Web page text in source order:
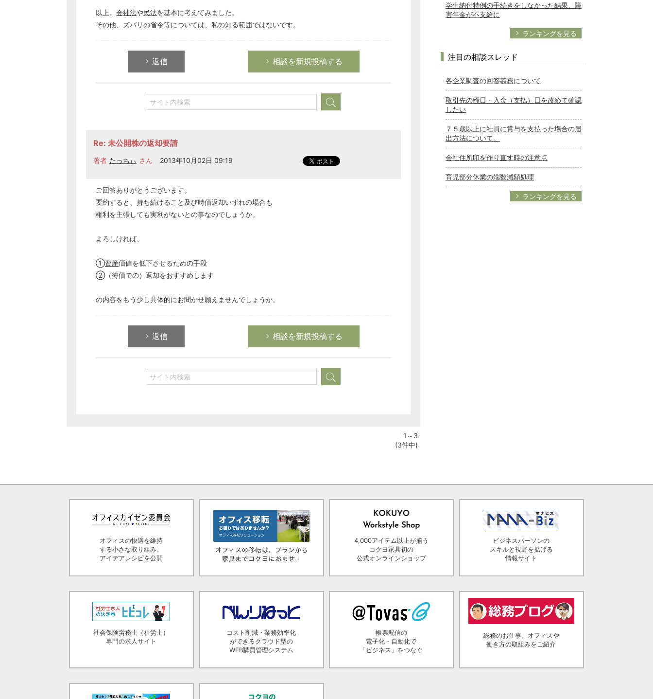
以上、 会社法や民法を基本に考えてみました。
その他、ズバリの省令等については、私の知る範囲ではないです。
返信 相談を新規投稿する
Re: 未公開株の返却要請
著者 たっちぃ さん 2013年10月02日 09:19
ご回答ありがとうございます。
要約すると、持ち続けること及び時価返却いずれの場合も
権利を主張しても実利がないとの事なのでしょうか。
よろしければ、
①資産価値を低下させるための手段
②（簿価での）返却をおすすめします
の内容をもう少し具体的にお聞かせ願えませんでしょうか。
返信 相談を新規投稿する
総務の給湯室
1～3
(3件中)
学生納付特例の手続きをしなかった結果、障
害年金が不支給に
ランキングを見る
注目の相談スレッド
各企業調査の回答義務について
取引先の締日・入金（支払）日を改めて確認
したい
７５歳以上に社員に賞与を支払った場合の届
出方法について。
会社住所印を作り直す時の注意点
育児部分休業の端数減額処理
ランキングを見る
オフィスの快適を維持
する小さな取り組み。
アイデアレシピを公開
4,000アイテム以上が揃う
コクヨ家具初の
公式オンラインショップ
ビジネスパーソンの
スキルと視野を拡げる
情報サイト
社会保険労務士（社労士）
専門の求人サイト
コスト削減・業務効率化
ができるクラウド型の
WEB購買管理システム
帳票配信の
電子化・自動化で
「ビジネス」をつなぐ
総務のお仕事、オフィスや
働き方の取組みをご紹介